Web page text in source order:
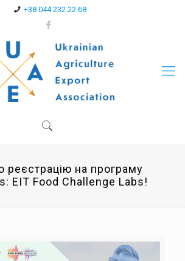
+38 044 232 22 68
реєстрацію на програму
EIT Food Challenge Labs!